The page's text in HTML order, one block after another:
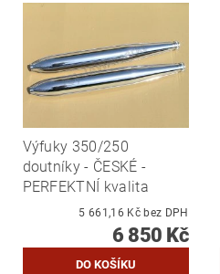
Výfuky 350/250
doutníky - ČESKÉ -
PERFEKTNÍ kvalita
5 661,16 Kč bez DPH
6 850 Kč